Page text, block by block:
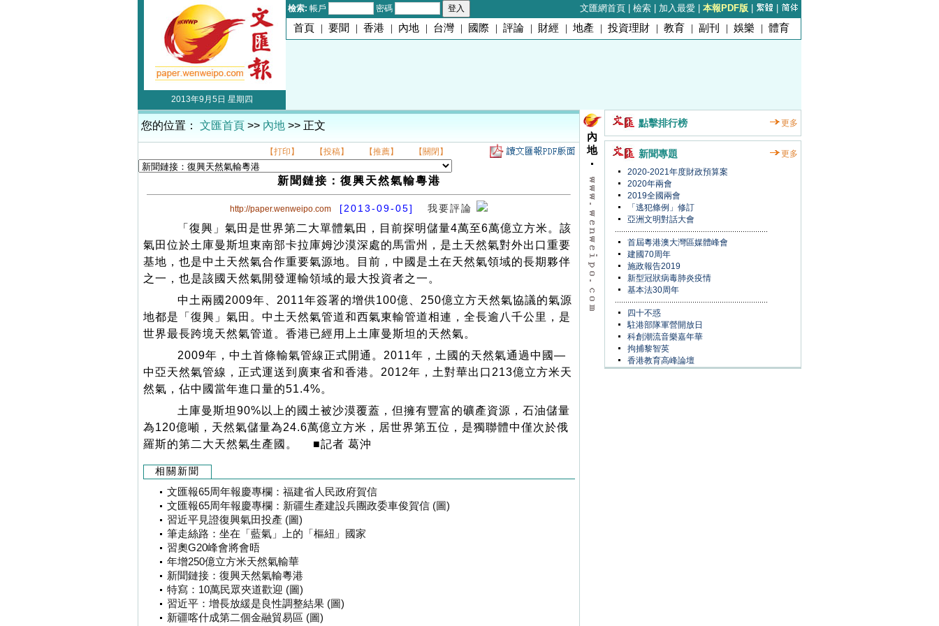
檢索: 帳戶 密碼 文匯網首頁 檢索 加入最愛 本報PDF版
首頁 | 要聞 | 香港 | 內地 | 台灣 | 國際 | 評論 | 財經 | 地產 | 投資理財 | 教育 | 副刊 | 娛樂 | 體育
2013年9月5日 星期四
您的位置： 文匯首頁 >> 內地 >> 正文
【打印】 【投稿】 【推薦】 【關閉】
新聞鏈接：復興天然氣輸粵港
http://paper.wenweipo.com [2013-09-05] 我要評論
「復興」氣田是世界第二大單體氣田，目前探明儲量4萬至6萬億立方米。該
氣田位於土庫曼斯坦東南部卡拉庫姆沙漠深處的馬雷州，是土天然氣對外出口重要
基地，也是中土天然氣合作重要氣源地。目前，中國是土在天然氣領域的長期夥伴
之一，也是該國天然氣開發運輸領域的最大投資者之一。
中土兩國2009年、2011年簽署的增供100億、250億立方天然氣協議的氣源
地都是「復興」氣田。中土天然氣管道和西氣東輸管道相連，全長逾八千公里，是
世界最長跨境天然氣管道。香港已經用上土庫曼斯坦的天然氣。
2009年，中土首條輸氣管線正式開通。2011年，土國的天然氣通過中國—
中亞天然氣管線，正式運送到廣東省和香港。2012年，土對華出口213億立方米天
然氣，佔中國當年進口量的51.4%。
土庫曼斯坦90%以上的國土被沙漠覆蓋，但擁有豐富的礦產資源，石油儲量
為120億噸，天然氣儲量為24.6萬億立方米，居世界第五位，是獨聯體中僅次於俄
羅斯的第二大天然氣生產國。 ■記者 葛沖
相關新聞
文匯報65周年報慶專欄：福建省人民政府賀信
文匯報65周年報慶專欄：新疆生產建設兵團政委車俊賀信 (圖)
習近平見證復興氣田投產 (圖)
筆走絲路：坐在「藍氣」上的「樞紐」國家
習奧G20峰會將會晤
年增250億立方米天然氣輸華
新聞鏈接：復興天然氣輸粵港
特寫：10萬民眾夾道歡迎 (圖)
習近平：增長放緩是良性調整結果 (圖)
新疆喀什成第二個金融貿易區 (圖)
內
地
點擊排行榜 更多
新聞專題
更多
2020-2021年度財政預算案
2020年兩會
2019全國兩會
「逃犯條例」修訂
亞洲文明對話大會
首屆粵港澳大灣區媒體峰會
建國70周年
施政報告2019
新型冠狀病毒肺炎疫情
基本法30周年
四十不惑
駐港部隊軍營開放日
科創潮流音樂嘉年華
拘捕黎智英
香港教育高峰論壇